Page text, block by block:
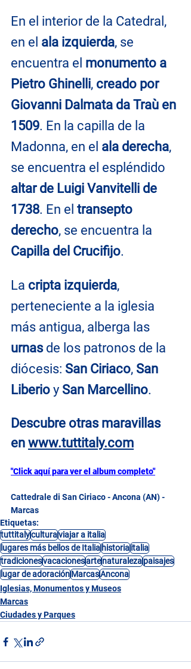
En el interior de la Catedral,
en el ala izquierda, se
encuentra el monumento a
Pietro Ghinelli, creado por
Giovanni Dalmata da Traù en
1509. En la capilla de la
Madonna, en el ala derecha,
se encuentra el espléndido
altar de Luigi Vanvitelli de
1738. En el transepto
derecho, se encuentra la
Capilla del Crucifijo.
La cripta izquierda,
perteneciente a la iglesia
más antigua, alberga las
urnas de los patronos de la
diócesis: San Ciriaco, San
Liberio y San Marcellino.
Descubre otras maravillas
en www.tuttitaly.com
"Click aquí para ver el album completo"
Cattedrale di San Ciriaco - Ancona (AN) -
Marcas
Etiquetas:
tuttitalyculturaviajar a italia
lugares más bellos de Italiahistoriaitalia
tradicionesvacacionesartenaturalezapaisajes
lugar de adoraciónMarcasAncona
Iglesias, Monumentos y Museos
Marcas
Ciudades y Parques